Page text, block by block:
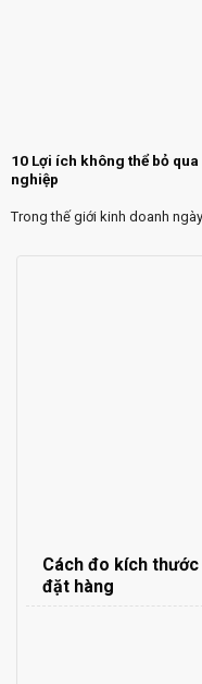
10 Lợi ích không thể bỏ
nghiệp
Trong thế giới kinh doanh
Cách đo kích
đặt hàng